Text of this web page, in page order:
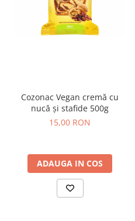
Cozonac Vegan cremă cu
nucă și stafide 500g
15,00 RON
ADAUGA IN COS